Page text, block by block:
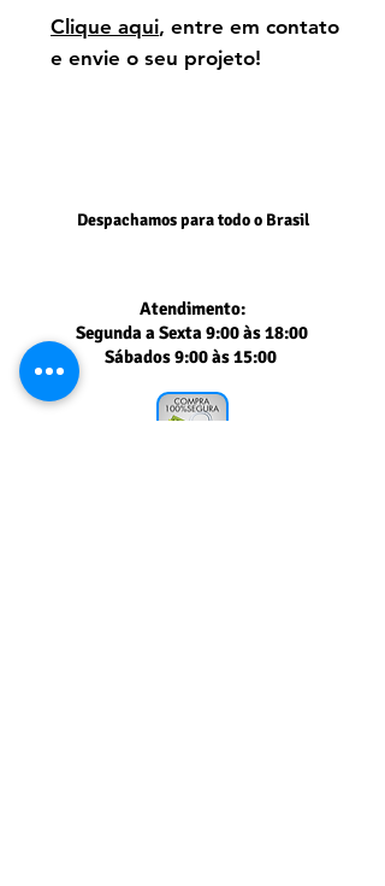
Clique aqui, entre em contato
e envie o seu projeto!
Despachamos para todo o Brasil
Atendimento:
Segunda a Sexta 9:00 às 18:00
Sábados 9:00 às 15:00